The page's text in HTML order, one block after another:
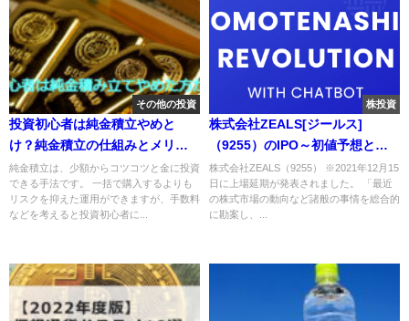
その他の投資
投資初心者は純金積立やめと
け？純金積立の仕組みとメリッ
ト・デメリットについて解説
純金積立は、少額からコツコツと金に投資
できる手法です。 一括で購入するよりも
リスクを抑えた運用ができますが、手数料
などを考えると投資初心者に...
株投資
株式会社ZEALS[ジールス]
（9255）のIPO～初値予想と新
規上場情報～
株式会社ZEALS（9255） ※2021年12月15
日に上場延期が発表されました。 「最近
の株式市場の動向など諸般の事情を総合的
に勘案し、...